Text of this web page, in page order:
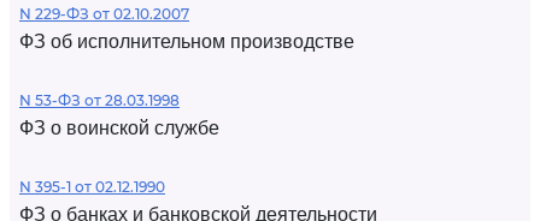
N 229-ФЗ от 02.10.2007
ФЗ об исполнительном производстве
N 53-ФЗ от 28.03.1998
ФЗ о воинской службе
N 395-1 от 02.12.1990
ФЗ о банках и банковской деятельности